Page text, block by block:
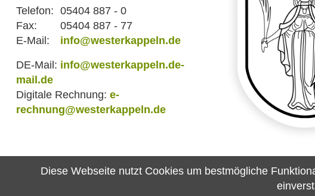
Telefon: 05404 887 - 0
Fax:
05404 887 - 77
E-Mail:
info@westerkappeln.de
DE-Mail: info@westerkappeln.de-
mail.de
Digitale Rechnung: e-
rechnung@westerkappeln.de
Diese Webseite nutzt Cookies um bestmögliche